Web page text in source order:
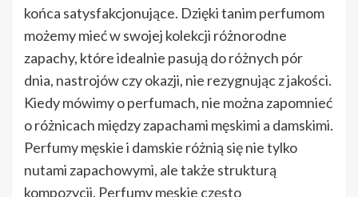
końca satysfakcjonujące. Dzięki tanim perfumom
możemy mieć w swojej kolekcji różnorodne
zapachy, które idealnie pasują do różnych pór
dnia, nastrojów czy okazji, nie rezygnując z jakości.
Kiedy mówimy o perfumach, nie można zapomnieć
o różnicach między zapachami męskimi a damskimi.
Perfumy męskie i damskie różnią się nie tylko
nutami zapachowymi, ale także strukturą
kompozycji. Perfumy męskie często